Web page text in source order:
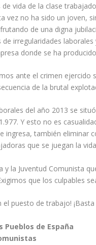
vida de la clase
vez no ha sido un joven,
de una digna
de irregularidades
donde se ha
ante el crimen ejercido
de la brutal
del año 2013 se
Y esto no es
ingresa, también eliminar
que se juegan la
y la Juventud Comunista
que los culpables
el puesto de trabajo!
Pueblos de España